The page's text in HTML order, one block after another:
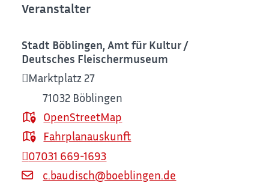
Veranstalter
Stadt Böblingen, Amt für Kultur /
Deutsches Fleischermuseum
Marktplatz 27
71032 Böblingen
OpenStreetMap
Fahrplanauskunft
c.baudisch@boeblingen.de
07031 669-1693